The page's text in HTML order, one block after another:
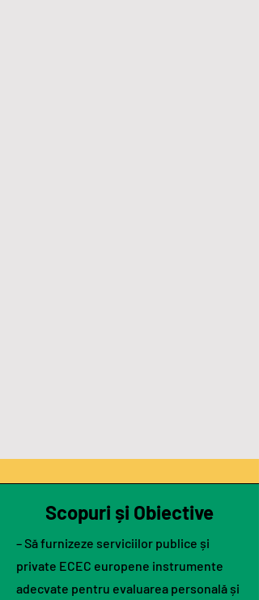
Scopuri și Obiective
– Să furnizeze serviciilor publice și
private ECEC europene instrumente
adecvate pentru evaluarea personală și